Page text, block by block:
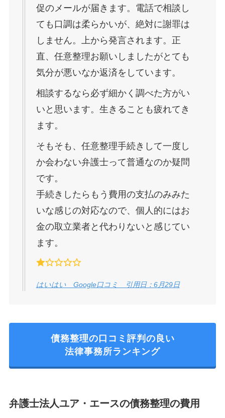
促のメールが届きます。電話で相談し
ても口調は柔らかいが、絶対に謝罪は
しません。上から発言されます。正
直、任意整理お願いしましたがとても
気分が悪いなか返済をしています。
相談するなら必ず細かく調べた方がい
いと思います。生きることも疲れてき
ます。
そもそも、任意整理手続きして一度し
か会わない弁護士って普通なのか疑問
です。
手続きしたらもう費用の支払のみみた
いな感じの対応なので、個人的にはお
金の取立業者と代わりないと感じてい
ます。
はいはい Google口コミ 引用日：6月29日
債務整理の口コミ評判の良い
法律事務所ランキング
弁護士法人ユア・エースの債務整理の費用